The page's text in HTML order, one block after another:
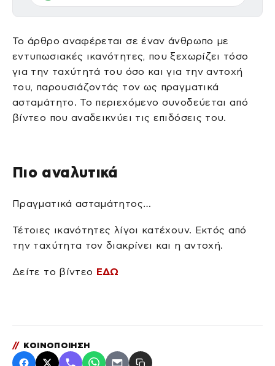
Το άρθρο αναφέρεται σε έναν άνθρωπο με
εντυπωσιακές ικανότητες, που ξεχωρίζει τόσο
για την ταχύτητά του όσο και για την αντοχή
του, παρουσιάζοντάς τον ως πραγματικά
ασταμάτητο. Το περιεχόμενο συνοδεύεται από
βίντεο που αναδεικνύει τις επιδόσεις του.
Πιο αναλυτικά
Πραγματικά ασταμάτητος…
Τέτοιες ικανότητες λίγοι κατέχουν. Εκτός από
την ταχύτητα τον διακρίνει και η αντοχή.
Δείτε το βίντεο ΕΔΩ
// ΚΟΙΝΟΠΟΙΗΣΗ